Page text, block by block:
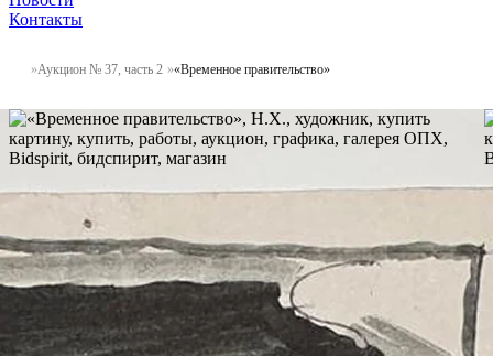
Контакты
Аукцион № 37, часть 2 «Временное правительство»